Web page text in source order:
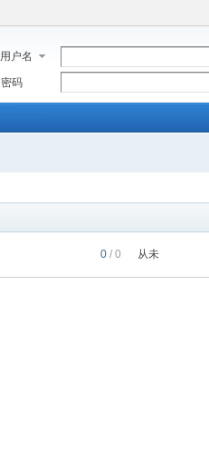
用户名
密码
0 / 0 从未